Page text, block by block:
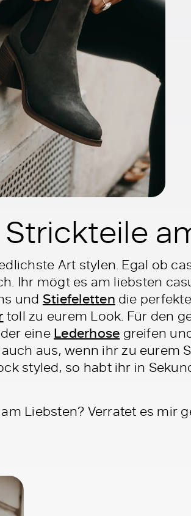
Art stylen. Egal ob
Ihr mögt es am liebsten
und Stiefeletten die
toll zu eurem Look. Für den
eine Lederhose greifen
aus, wenn ihr zu eurem
styled, so habt ihr in
Liebsten? Verratet es mir